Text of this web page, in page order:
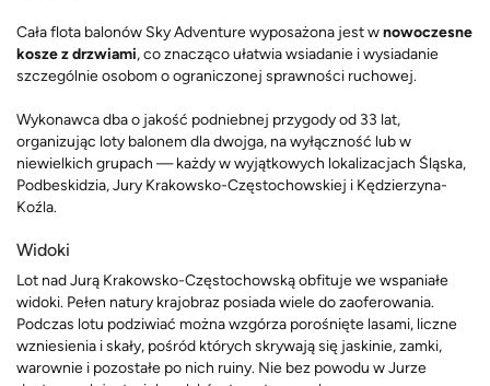
Cała flota balonów Sky Adventure wyposażona jest wnowoczesne
kosze z drzwiami, co znacząco ułatwia wsiadanie i wysiadanie
szczególnie osobom o ograniczonej sprawności ruchowej.
Wykonawca dba o jakość podniebnej przygody od 33 lat,
organizując loty balonem dla dwojga, na wyłączność lub w
niewielkich grupach — każdy w wyjątkowych lokalizacjach Śląska,
Podbeskidzia, Jury Krakowsko-Częstochowskiej i Kędzierzyna-
Koźla.
Widoki
Lot nad Jurą Krakowsko-Częstochowską obfituje we wspaniałe
widoki. Pełen natury krajobraz posiada wiele do zaoferowania.
Podczas lotu podziwiać można wzgórza porośnięte lasami, liczne
wzniesienia i skały, pośród których skrywają się jaskinie, zamki,
warownie i pozostałe po nich ruiny. Nie bez powodu w Jurze